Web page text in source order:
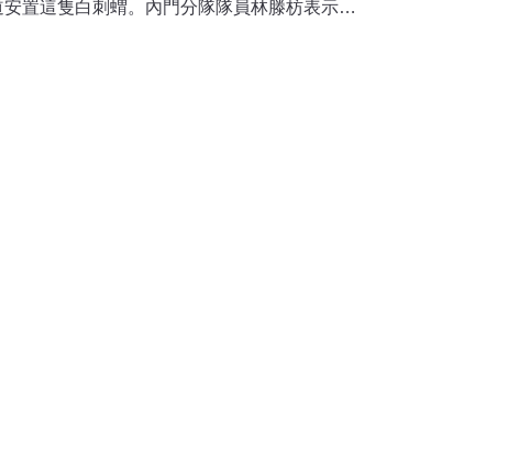
置這隻白刺蝟。內門分隊隊員林滕枋表示，
隊員林勇達表示，由於白刺蝟罕見，許多民
判這隻白色刺蝟，應該是遭人棄養的。